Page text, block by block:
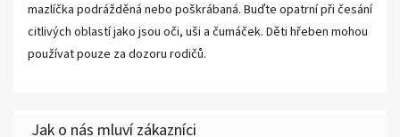
mazlíčka podrážděná nebo poškrábaná. Buďte opatrní při česání
citlivých oblastí jako jsou oči, uši a čumáček. Děti hřeben mohou
používat pouze za dozoru rodičů.